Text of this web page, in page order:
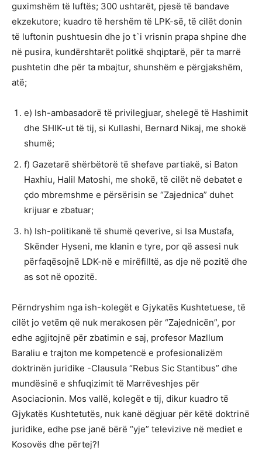
guximshëm të luftës; 300 ushtarët, pjesë të bandave
ekzekutore; kuadro të hershëm të LPK-së, të cilët donin
të luftonin pushtuesin dhe jo t`i vrisnin prapa shpine dhe
në pusira, kundërshtarët politkë shqiptarë, për ta marrë
pushtetin dhe për ta mbajtur, shunshëm e përgjakshëm,
atë;
e) Ish-ambasadorë të privilegjuar, shelegë të Hashimit
dhe SHIK-ut të tij, si Kullashi, Bernard Nikaj, me shokë
shumë;
f) Gazetarë shërbëtorë të shefave partiakë, si Baton
Haxhiu, Halil Matoshi, me shokë, të cilët në debatet e
çdo mbremshme e përsërisin se “Zajednica” duhet
krijuar e zbatuar;
h) Ish-politikanë të shumë qeverive, si Isa Mustafa,
Skënder Hyseni, me klanin e tyre, por që assesi nuk
përfaqësojnë LDK-në e mirëfilltë, as dje në pozitë dhe
as sot në opozitë.
Përndryshim nga ish-kolegët e Gjykatës Kushtetuese, të
cilët jo vetëm që nuk merakosen për “Zajednicën”, por
edhe agjitojnë për zbatimin e saj, profesor Mazllum
Baraliu e trajton me kompetencë e profesionalizëm
doktrinën juridike -Clausula “Rebus Sic Stantibus” dhe
mundësinë e shfuqizimit të Marrëveshjes për
Asociacionin. Mos vallë, kolegët e tij, dikur kuadro të
Gjykatës Kushtetutës, nuk kanë dëgjuar për këtë doktrinë
juridike, edhe pse janë bërë “yje” televizive në mediet e
Kosovës dhe përtej?!